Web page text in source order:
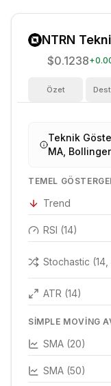
NTRN
$0.1238+
Özet
Teknik
MA,
TEMEL
Trend
RSI (14)
Stochastic (14,
ATR (14)
SIMPLE MOVING
SMA (20)
SMA (50)